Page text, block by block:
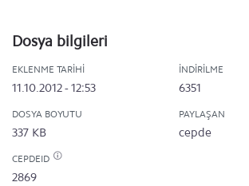
Dosya bilgileri
EKLENME TARIHI
11.10.2012 - 12:53
İNDIRILME
6351
DOSYA BOYUTU
337 KB
PAYLAŞAN
cepde
CEPDEID
2869